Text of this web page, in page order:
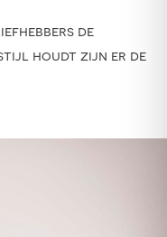
de
stijl houdt zijn er de